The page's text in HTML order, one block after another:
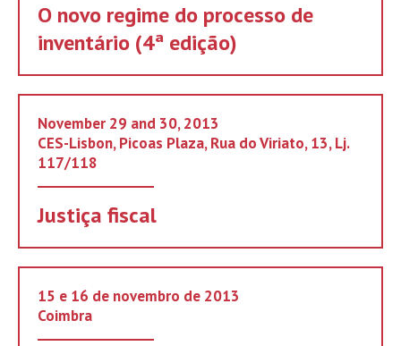
O novo regime do processo de
inventário (4ª edição)
November 29 and 30, 2013
CES-Lisbon, Picoas Plaza, Rua do Viriato, 13, Lj.
117/118
Justiça fiscal
15 e 16 de novembro de 2013
Coimbra